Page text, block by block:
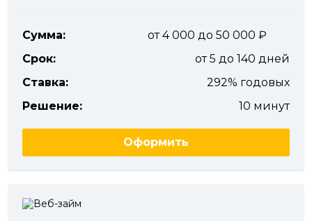
Сумма:
от 4 000 до 50 000
Срок:
от 5 до 140 дней
Ставка:
292% годовых
Решение:
10 минут
Оформить